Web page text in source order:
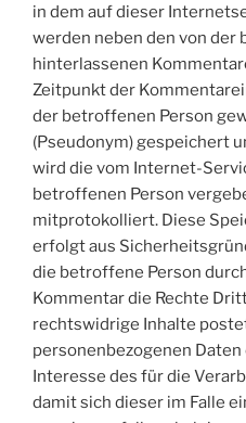
in dem auf dieser
werden neben den von der
hinterlassenen
Zeitpunkt der
der betroffenen Person
(Pseudonym) gespeichert
wird die vom Internet-
betroffenen Person
mitprotokolliert. Diese
erfolgt aus
die betroffene Person
Kommentar die Rechte
rechtswidrige Inhalte
personenbezogenen
Interesse des für die
damit sich dieser im Falle